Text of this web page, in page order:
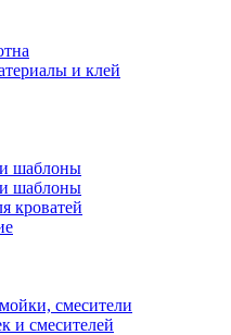
и клей
шаблоны
шаблоны
кроватей
смесители
и смесителей